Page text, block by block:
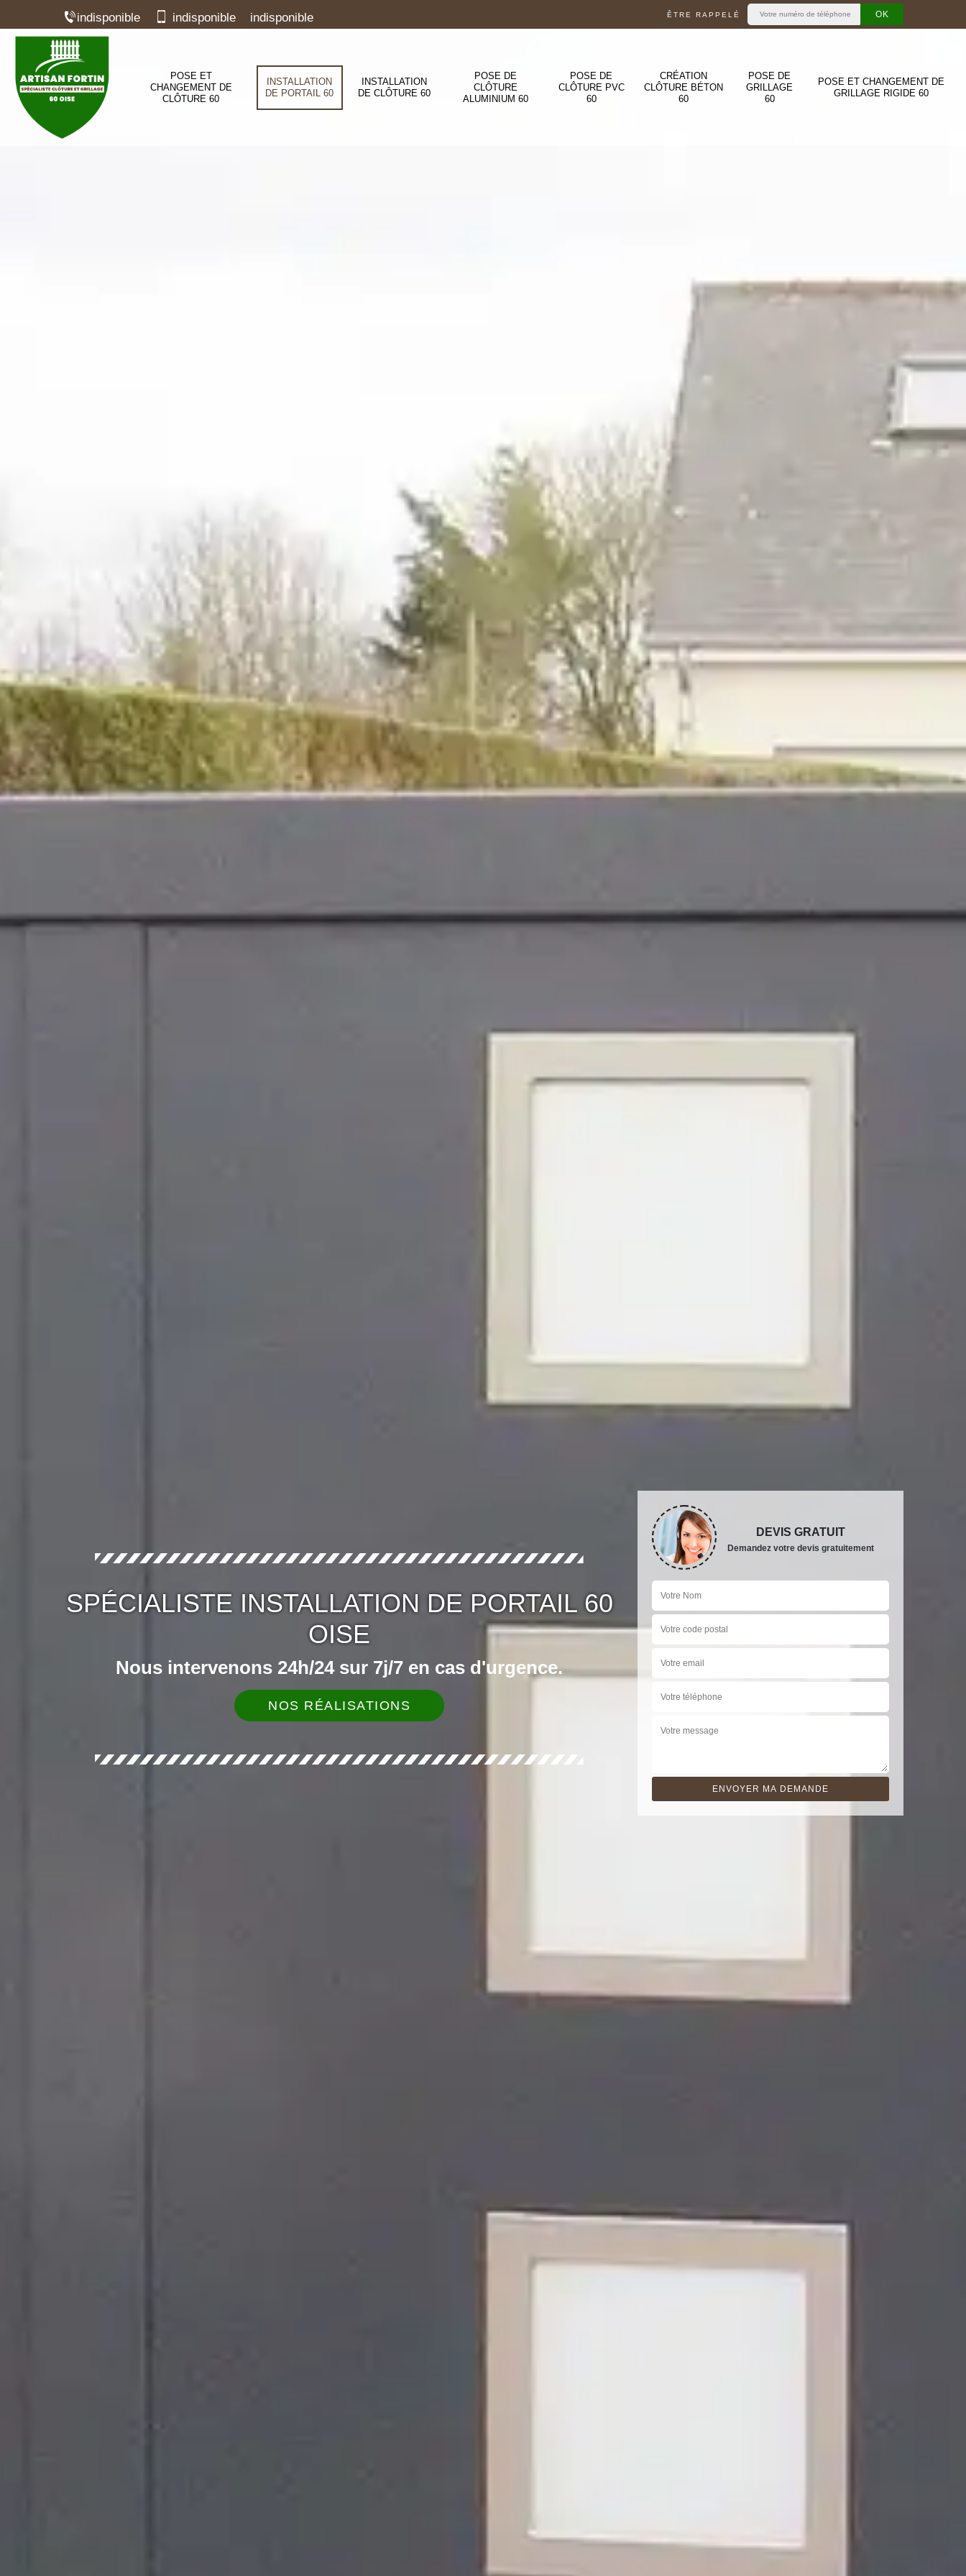
indisponible indisponible indisponible ÊTRE RAPPELÉ
POSE ET
CHANGEMENT DE
CLÔTURE 60
INSTALLATION
DE PORTAIL 60
INSTALLATION
DE CLÔTURE 60
POSE DE
CLÔTURE
ALUMINIUM 60
POSE DE
CLÔTURE PVC
60
CRÉATION
CLÔTURE BÉTON
60
POSE DE
GRILLAGE
60
POSE ET CHANGEMENT DE
GRILLAGE RIGIDE 60
SPÉCIALISTE INSTALLATION DE PORTAIL 60
OISE
Nous intervenons 24h/24 sur 7j/7 en cas d'urgence.
NOS RÉALISATIONS
DEVIS GRATUIT
Demandez votre devis gratuitement